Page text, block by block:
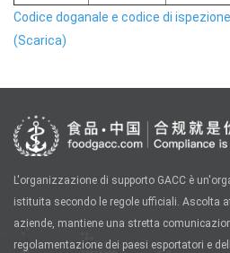
Codice doganale e codice di
(Scarica)
L'organizzazione di supporto GACC è
istituita secondo le regole ufficiali. Ascolta
aziende, mantiene una stretta
regolamentazione dei paesi esportatori e